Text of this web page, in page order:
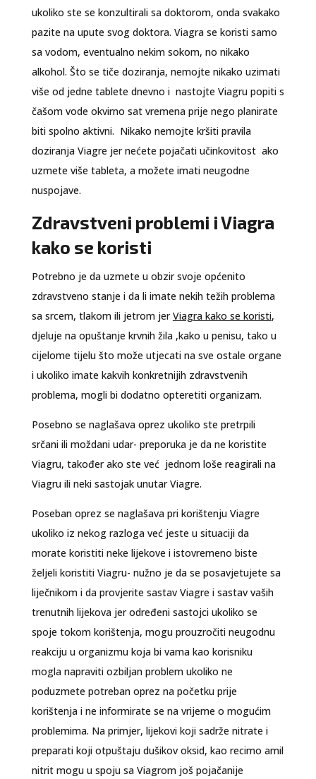
ukoliko ste se konzultirali sa doktorom, onda svakako
pazite na upute svog doktora. Viagra se koristi samo
sa vodom, eventualno nekim sokom, no nikako
alkohol. Što se tiče doziranja, nemojte nikako uzimati
više od jedne tablete dnevno i nastojte Viagru popiti s
čašom vode okvirno sat vremena prije nego planirate
biti spolno aktivni. Nikako nemojte kršiti pravila
doziranja Viagre jer nećete pojačati učinkovitost ako
uzmete više tableta, a možete imati neugodne
nuspojave.
Zdravstveni problemi i Viagra
kako se koristi
Potrebno je da uzmete u obzir svoje općenito
zdravstveno stanje i da li imate nekih težih problema
sa srcem, tlakom ili jetrom jerViagra kako se koristi,
djeluje na opuštanje krvnih žila ,kako u penisu, tako u
cijelome tijelu što može utjecati na sve ostale organe
i ukoliko imate kakvih konkretnijih zdravstvenih
problema, mogli bi dodatno opteretiti organizam.
Posebno se naglašava oprez ukoliko ste pretrpili
srčani ili moždani udar- preporuka je da ne koristite
Viagru, također ako ste već jednom loše reagirali na
Viagru ili neki sastojak unutar Viagre.
Poseban oprez se naglašava pri korištenju Viagre
ukoliko iz nekog razloga već jeste u situaciji da
morate koristiti neke lijekove i istovremeno biste
željeli koristiti Viagru- nužno je da se posavjetujete sa
liječnikom i da provjerite sastav Viagre i sastav vaših
trenutnih lijekova jer određeni sastojci ukoliko se
spoje tokom korištenja, mogu prouzročiti neugodnu
reakciju u organizmu koja bi vama kao korisniku
mogla napraviti ozbiljan problem ukoliko ne
poduzmete potreban oprez na početku prije
korištenja i ne informirate se na vrijeme o mogućim
problemima. Na primjer, lijekovi koji sadrže nitrate i
preparati koji otpuštaju dušikov oksid, kao recimo amil
nitrit mogu u spoju sa Viagrom još pojačanije